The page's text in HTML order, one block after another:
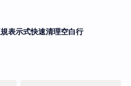
表示式快速清理空白行